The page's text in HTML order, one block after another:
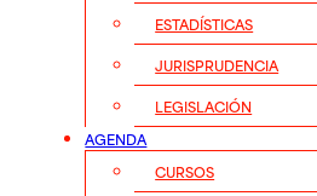
ESTADÍSTICAS
JURISPRUDENCIA
LEGISLACIÓN
AGENDA
CURSOS